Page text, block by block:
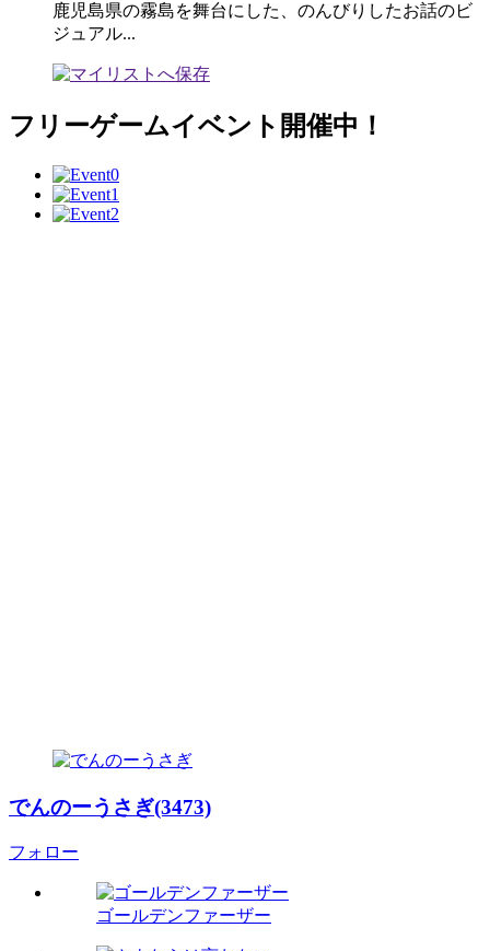
鹿児島県の霧島を舞台にした、のんびりしたお話のビ
ジュアル...
フリーゲームイベント開催中！
でんのーうさぎ(3473)
フォロー
ゴールデンファーザー